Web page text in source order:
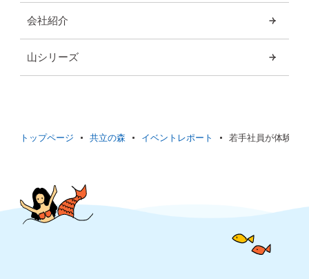
会社紹介
山シリーズ
トップページ 共立の森 イベントレポート 若手社員が体験し